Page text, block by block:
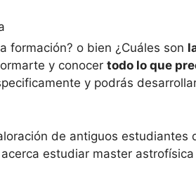
formación? o bien ¿Cuáles son
y conocer todo lo que
y podrás
de antiguos estudiantes
estudiar master